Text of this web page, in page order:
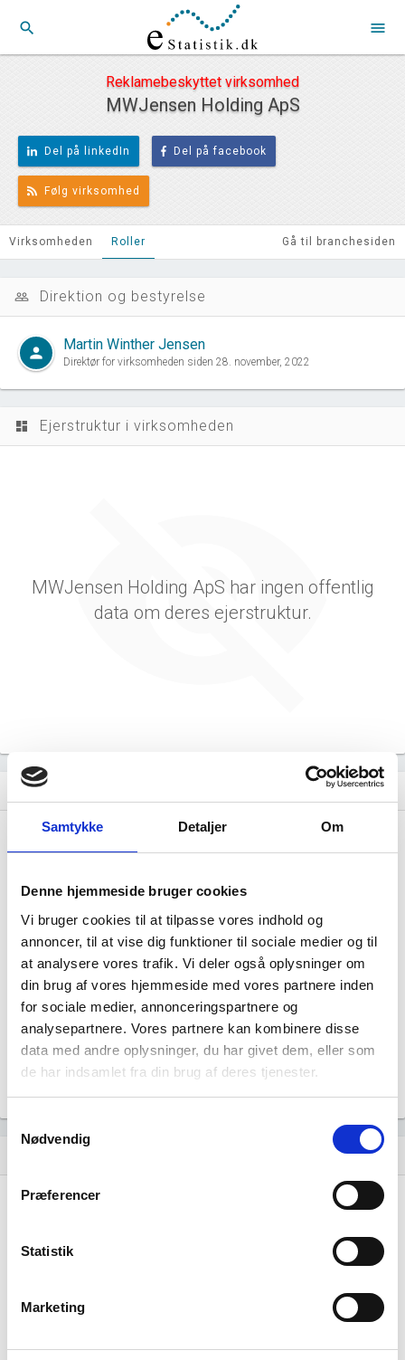
Samtykke Detaljer Om
Denne hjemmeside bruger cookies
Vi bruger cookies til at tilpasse vores indhold og
annoncer, til at vise dig funktioner til sociale medier og til
at analysere vores trafik. Vi deler også oplysninger om
din brug af vores hjemmeside med vores partnere inden
for sociale medier, annonceringspartnere og
analysepartnere. Vores partnere kan kombinere disse
data med andre oplysninger, du har givet dem, eller som
de har indsamlet fra din brug af deres tjenester.
Samtykkevalg
Nødvendig
Præferencer
Statistik
Marketing
search menu
Reklamebeskyttet virksomhed
MWJensen Holding ApS
Del på linkedIn Del på facebook
Følg virksomhed
Virksomheden Roller Gå til branchesiden
people_outline Direktion og bestyrelse
person Martin Winther Jensen
Direktør for virksomheden siden 28. november, 2022
dashboard Ejerstruktur i virksomheden
MWJensen Holding ApS har ingen offentlig
data om deres ejerstruktur.
dashboard Virksomhedens datterselskaber
MWJensen Holding ApS har ingen
datterselskaber.
Martin Winther Jensen
tiltrådte som direktør for
virksomheden.
tiltrådte som ejer 100% af